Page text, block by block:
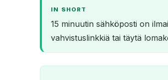
IN SHORT
15 minuutin sähköposti on
vahvistuslinkkiä tai täytä